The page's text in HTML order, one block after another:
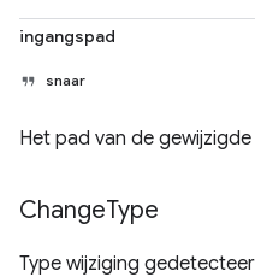
ingangspad
snaar
Het pad van de gewijzigde
ChangeType
Type wijziging